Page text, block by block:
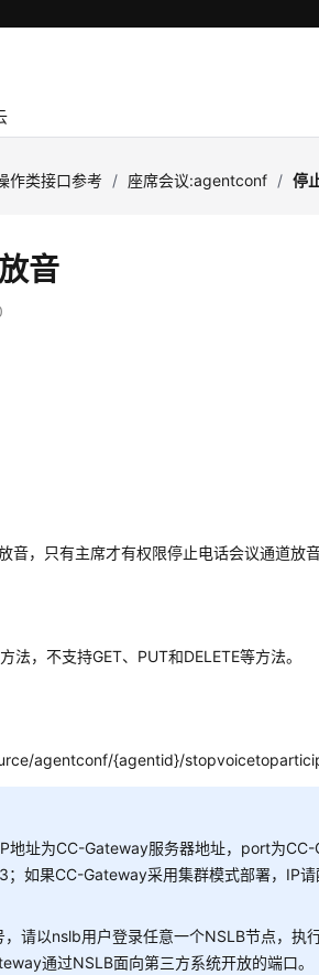
作类接口参考 / 座席会议:agentconf / 停
音
音，只有主席才有权限停止电话会议通道放
法，不支持GET、PUT和DELETE等方法。
agentconf/{agentid}/
地址为CC-Gateway服务器地址，port为
如果CC-Gateway采用集群模式部署，IP
请以nslb用户登录任意一个NSLB节点，执
通过NSLB面向第三方系统开放的端口。